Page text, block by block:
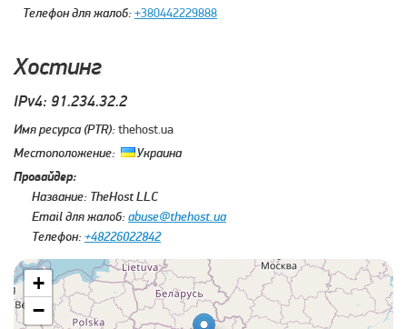
Телефон для жалоб:+380442229888
Хостинг
IPv4: 91.234.32.2
Имя ресурса (PTR):thehost.ua
Местоположение: Украина
Провайдер:
Название: TheHost LLC
Email для жалоб:abuse@thehost.ua
Телефон:+48226022842
+
−